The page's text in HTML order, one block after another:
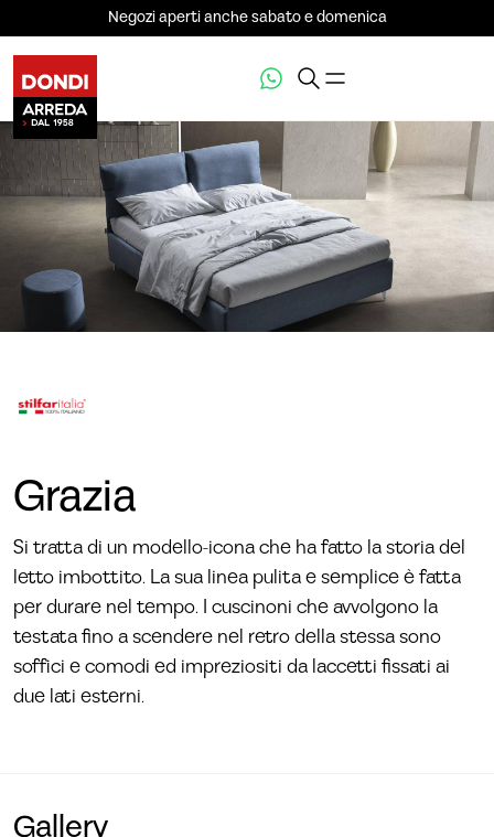
Negozi aperti anche sabato e domenica
Grazia
Si tratta di un modello-icona che ha fatto la storia del
letto imbottito. La sua linea pulita e semplice è fatta
per durare nel tempo. I cuscinoni che avvolgono la
testata fino a scendere nel retro della stessa sono
soffici e comodi ed impreziositi da laccetti fissati ai
due lati esterni.
Gallery